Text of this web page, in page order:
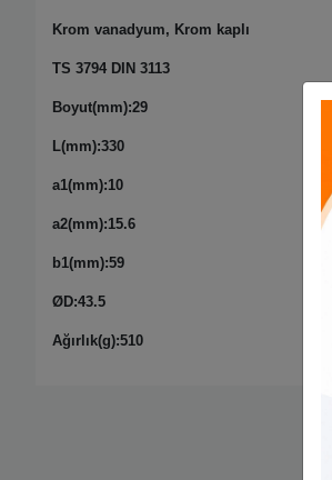
Krom vanadyum, Krom kaplı
TS 3794 DIN 3113
Boyut(mm):29
L(mm):330
a1(mm):10
a2(mm):15.6
b1(mm):59
ØD:43.5
Ağırlık(g):510